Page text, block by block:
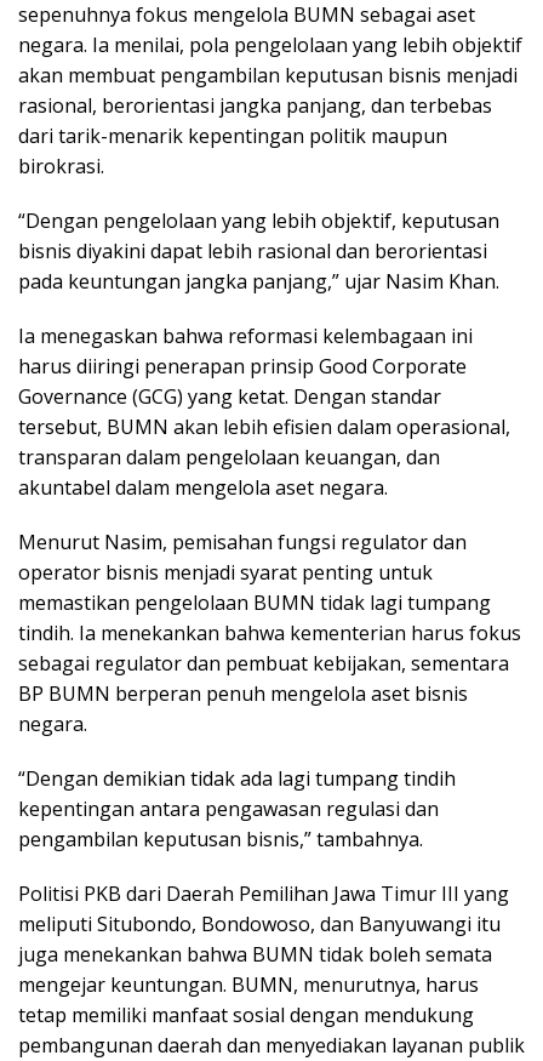
sepenuhnya fokus mengelola BUMN sebagai aset
negara. Ia menilai, pola pengelolaan yang lebih objektif
akan membuat pengambilan keputusan bisnis menjadi
rasional, berorientasi jangka panjang, dan terbebas
dari tarik-menarik kepentingan politik maupun
birokrasi.
“Dengan pengelolaan yang lebih objektif, keputusan
bisnis diyakini dapat lebih rasional dan berorientasi
pada keuntungan jangka panjang,” ujar Nasim Khan.
Ia menegaskan bahwa reformasi kelembagaan ini
harus diiringi penerapan prinsip Good Corporate
Governance (GCG) yang ketat. Dengan standar
tersebut, BUMN akan lebih efisien dalam operasional,
transparan dalam pengelolaan keuangan, dan
akuntabel dalam mengelola aset negara.
Menurut Nasim, pemisahan fungsi regulator dan
operator bisnis menjadi syarat penting untuk
memastikan pengelolaan BUMN tidak lagi tumpang
tindih. Ia menekankan bahwa kementerian harus fokus
sebagai regulator dan pembuat kebijakan, sementara
BP BUMN berperan penuh mengelola aset bisnis
negara.
“Dengan demikian tidak ada lagi tumpang tindih
kepentingan antara pengawasan regulasi dan
pengambilan keputusan bisnis,” tambahnya.
Politisi PKB dari Daerah Pemilihan Jawa Timur III yang
meliputi Situbondo, Bondowoso, dan Banyuwangi itu
juga menekankan bahwa BUMN tidak boleh semata
mengejar keuntungan. BUMN, menurutnya, harus
tetap memiliki manfaat sosial dengan mendukung
pembangunan daerah dan menyediakan layanan publik